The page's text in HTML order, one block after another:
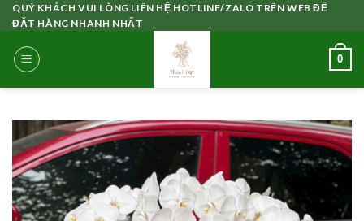
Skip
to
content
QUÝ KHÁCH VUI LÒNG LIÊN HỆ HOTLINE/ZALO TRÊN WEB ĐỂ
ĐẶT HÀNG NHANH NHẤT
0